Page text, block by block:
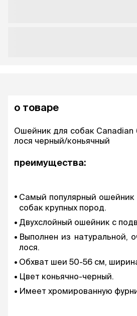
о товаре
Ошейник для собак Canadian
лося черный/коньячный
преимущества:
Самый популярный
собак крупных пород.
Двухслойный ошейник с
Выполнен из натуральной,
лося.
Обхват шеи 50-56 см,
Цвет коньячно-черный.
Имеет хромированную